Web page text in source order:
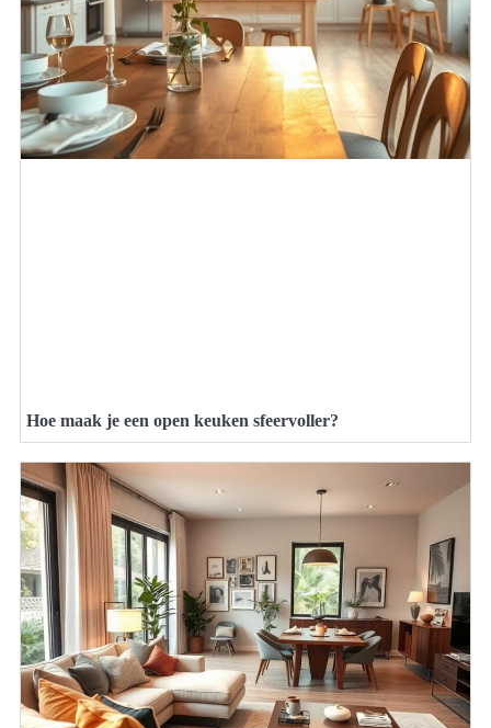
Hoe maak je een open keuken sfeervoller?